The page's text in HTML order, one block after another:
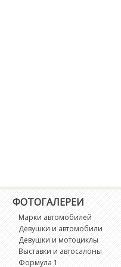
Coupe
ФОТОГАЛЕРЕИ
Марки автомобилей
Девушки и автомобили
Девушки и мотоциклы
Выставки и автосалоны
Формула 1